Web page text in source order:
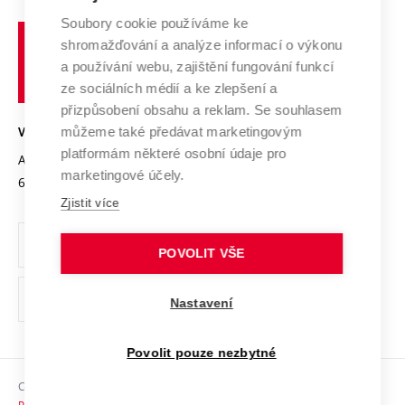
Výzkumné infrastruktury
Transfer znalostí
Open Science
Projekty
Projekty ze strukturálních fondů
Specifický výzkum
Spolupráce se školami
Služby univerzity
Mezinárodní dohody
Univerzitní sítě
Profil univerzity
Udržitelná univerzita
Podnikavá univerzita / ContriBUTe
Bezpečná univerzita
Vyznamenání
Organizační struktura
Ochrana osobních údajů
odkaz)
Sociální bezpečí
učení
technické
VYSOKÉ UČENÍ TECHNICKÉ V BRNĚ
Antonínská 548/1
602 00 Brno
www.vut.cz
vut@vutbr.cz
Copyright © 2026 VUT
Soubory cookie používáme ke
shromažďování a analýze informací o výkonu
a používání webu, zajištění fungování funkcí
ze sociálních médií a ke zlepšení a
přizpůsobení obsahu a reklam. Se souhlasem
můžeme také předávat marketingovým
platformám některé osobní údaje pro
marketingové účely.
Zjistit více
POVOLIT VŠE
Nastavení
Povolit pouze nezbytné